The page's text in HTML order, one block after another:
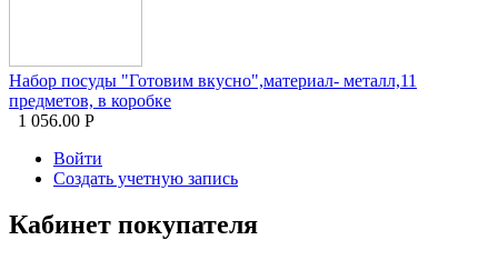
Набор посуды "Готовим вкусно",материал- металл,11
предметов, в коробке
1 056.00 Р
Войти
Создать учетную запись
Кабинет покупателя